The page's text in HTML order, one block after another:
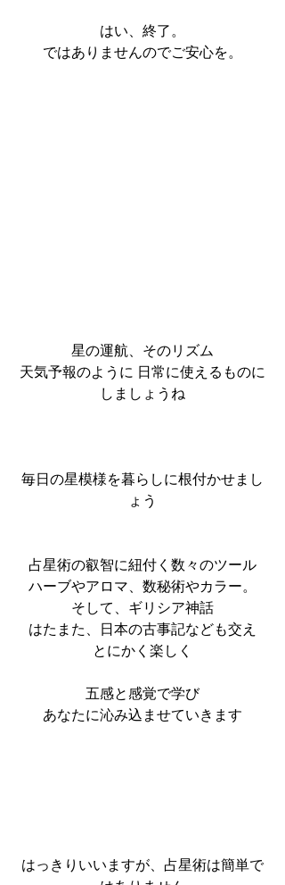
はい、終了。
ではありませんのでご安心を。
星の運航、そのリズム
天気予報のように 日常に使えるものに
しましょうね
毎日の星模様を暮らしに根付かせまし
ょう
占星術の叡智に紐付く数々のツール
ハーブやアロマ、数秘術やカラー。
そして、ギリシア神話
はたまた、日本の古事記なども交え
とにかく楽しく
五感と感覚で学び
あなたに沁み込ませていきます
はっきりいいますが、占星術は簡単で